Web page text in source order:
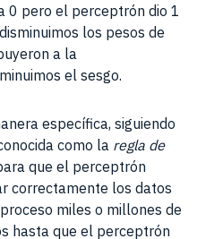
0 pero el perceptrón dio 1
los pesos de
a la
el sesgo.
específica, siguiendo
como la regla de
que el perceptrón
correctamente los datos
miles o millones de
hasta que el perceptrón